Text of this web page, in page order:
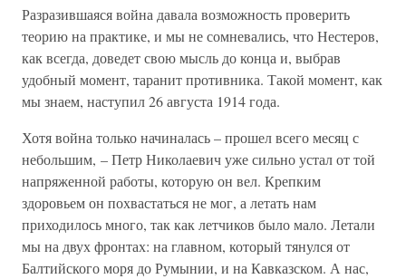
Разразившаяся война давала возможность проверить
теорию на практике, и мы не сомневались, что Нестеров,
как всегда, доведет свою мысль до конца и, выбрав
удобный момент, таранит противника. Такой момент, как
мы знаем, наступил 26 августа 1914 года.
Хотя война только начиналась – прошел всего месяц с
небольшим, – Петр Николаевич уже сильно устал от той
напряженной работы, которую он вел. Крепким
здоровьем он похвастаться не мог, а летать нам
приходилось много, так как летчиков было мало. Летали
мы на двух фронтах: на главном, который тянулся от
Балтийского моря до Румынии, и на Кавказском. А нас,